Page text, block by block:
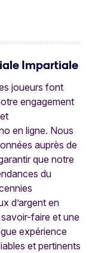
Impartiale
joueurs font
engagement
en ligne. Nous
auprès de
que notre
du
d’argent en
faire et une
expérience
et pertinents